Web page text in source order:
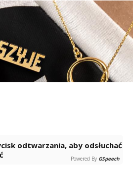
Powered By GSpeech